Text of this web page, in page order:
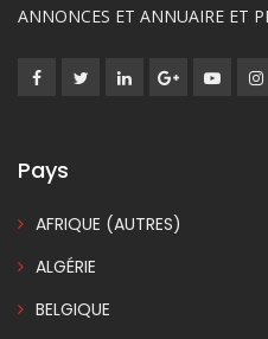
ANNONCES ET ANNUAIRE ET
Pays
AFRIQUE (AUTRES)
ALGÉRIE
BELGIQUE